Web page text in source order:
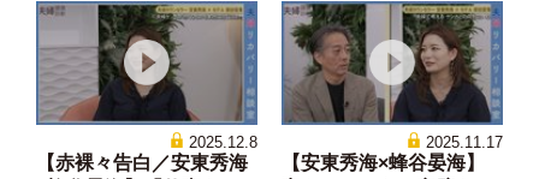
2025.12.8
【赤裸々告白／安東秀海
2025.11.17
【安東秀海×蜂谷晏海】